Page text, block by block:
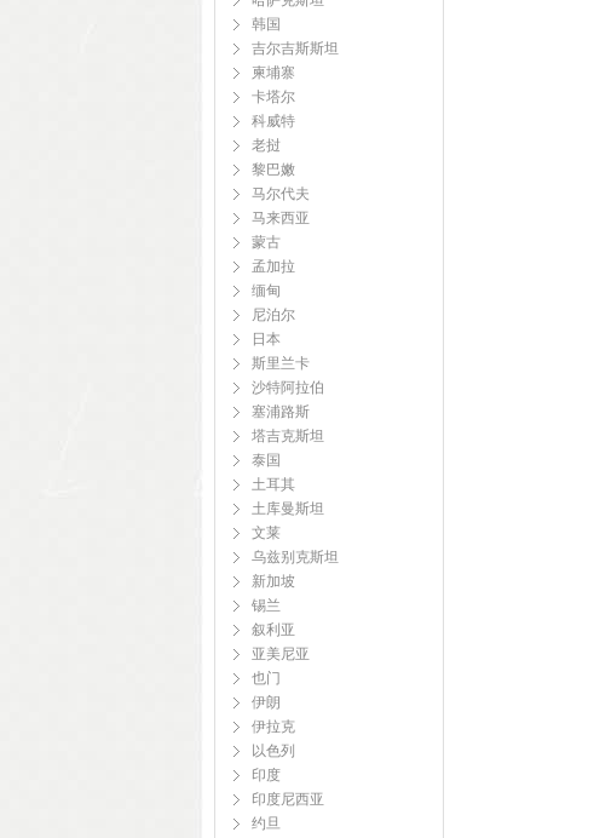
韩国
吉尔吉斯斯坦
柬埔寨
卡塔尔
科威特
老挝
黎巴嫩
马尔代夫
马来西亚
蒙古
孟加拉
缅甸
尼泊尔
日本
斯里兰卡
沙特阿拉伯
塞浦路斯
塔吉克斯坦
泰国
土耳其
土库曼斯坦
文莱
乌兹别克斯坦
新加坡
锡兰
叙利亚
亚美尼亚
也门
伊朗
伊拉克
以色列
印度
印度尼西亚
约旦